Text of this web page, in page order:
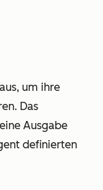
um ihre
Das
Ausgabe
definierten